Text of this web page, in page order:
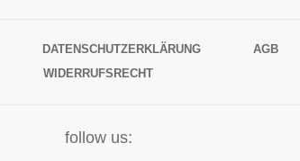
DATENSCHUTZERKLÄRUNG
AGB
WIDERRUFSRECHT
follow us: